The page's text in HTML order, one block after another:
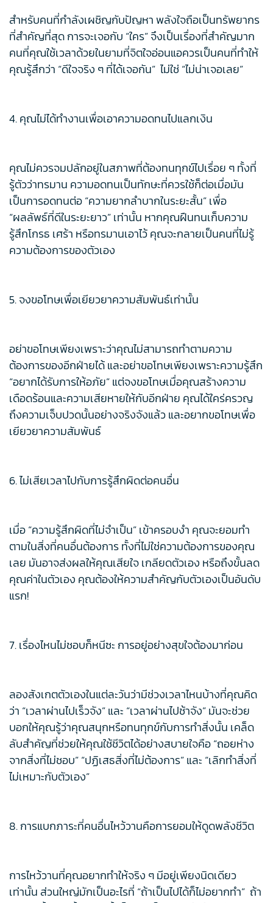
สำหรับคนที่กำลังเผชิญกับปัญหา พลังใจถือเป็นทรัพยากร
ที่สำคัญที่สุด การจะเจอกับ “ใคร” จึงเป็นเรื่องที่สำคัญมาก
คนที่คุณใช้เวลาด้วยในยามที่จิตใจอ่อนแอควรเป็นคนที่ทำให้
คุณรู้สึกว่า “ดีใจจริง ๆ ที่ได้เจอกัน” ไม่ใช่ “ไม่น่าเจอเลย”
4. คุณไม่ได้ทำงานเพื่อเอาความอดทนไปแลกเงิน
คุณไม่ควรจมปลักอยู่ในสภาพที่ต้องทนทุกข์ไปเรื่อย ๆ ทั้งที่
รู้ตัวว่าทรมาน ความอดทนเป็นทักษะที่ควรใช้ก็ต่อเมื่อมัน
เป็นการอดทนต่อ “ความยากลำบากในระยะสั้น” เพื่อ
“ผลลัพธ์ที่ดีในระยะยาว” เท่านั้น หากคุณฝืนทนเก็บความ
รู้สึกโกรธ เศร้า หรือทรมานเอาไว้ คุณจะกลายเป็นคนที่ไม่รู้
ความต้องการของตัวเอง
5. จงขอโทษเพื่อเยียวยาความสัมพันธ์เท่านั้น
อย่าขอโทษเพียงเพราะว่าคุณไม่สามารถทำตามความ
ต้องการของอีกฝ่ายได้ และอย่าขอโทษเพียงเพราะความรู้สึก
“อยากได้รับการให้อภัย” แต่จงขอโทษเมื่อคุณสร้างความ
เดือดร้อนและความเสียหายให้กับอีกฝ่าย คุณได้ใคร่ครวญ
ถึงความเจ็บปวดนั้นอย่างจริงจังแล้ว และอยากขอโทษเพื่อ
เยียวยาความสัมพันธ์
6. ไม่เสียเวลาไปกับการรู้สึกผิดต่อคนอื่น
เมื่อ “ความรู้สึกผิดที่ไม่จำเป็น” เข้าครอบงำ คุณจะยอมทำ
ตามในสิ่งที่คนอื่นต้องการ ทั้งที่ไม่ใช่ความต้องการของคุณ
เลย มันอาจส่งผลให้คุณเสียใจ เกลียดตัวเอง หรือถึงขั้นลด
คุณค่าในตัวเอง คุณต้องให้ความสำคัญกับตัวเองเป็นอันดับ
แรก!
7. เรื่องไหนไม่ชอบก็หนีซะ การอยู่อย่างสุขใจต้องมาก่อน
ลองสังเกตตัวเองในแต่ละวันว่ามีช่วงเวลาไหนบ้างที่คุณคิด
ว่า “เวลาผ่านไปเร็วจัง” และ “เวลาผ่านไปช้าจัง” มันจะช่วย
บอกให้คุณรู้ว่าคุณสนุกหรือทนทุกข์กับการทำสิ่งนั้น เคล็ด
ลับสำคัญที่ช่วยให้คุณใช้ชีวิตได้อย่างสบายใจคือ “ถอยห่าง
จากสิ่งที่ไม่ชอบ” “ปฏิเสธสิ่งที่ไม่ต้องการ” และ “เลิกทำสิ่งที่
ไม่เหมาะกับตัวเอง”
8. การแบกภาระที่คนอื่นไหว้วานคือการยอมให้ดูดพลังชีวิต
การไหว้วานที่คุณอยากทำให้จริง ๆ มีอยู่เพียงนิดเดียว
เท่านั้น ส่วนใหญ่มักเป็นอะไรที่ “ถ้าเป็นไปได้ก็ไม่อยากทำ” ถ้า